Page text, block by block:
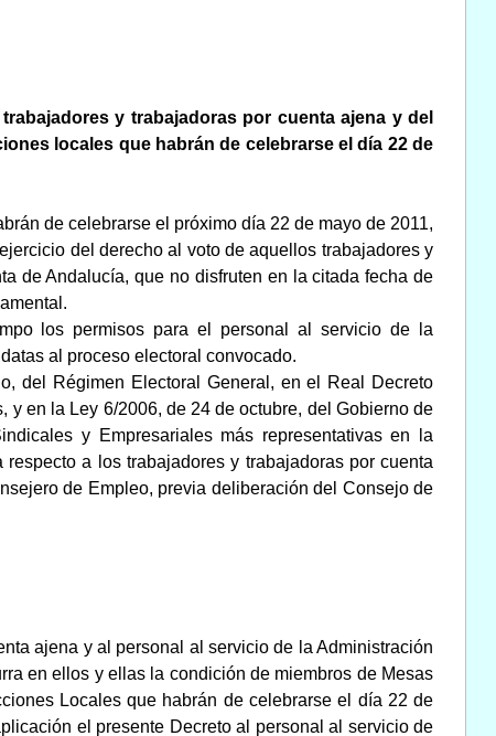
y trabajadoras por cuenta ajena y del
locales que habrán de celebrarse el día 22 de
de celebrarse el próximo día 22 de mayo de 2011,
del derecho al voto de aquellos trabajadores y
de Andalucía, que no disfruten en la citada fecha de
los permisos para el personal al servicio de la
al proceso electoral convocado.
del Régimen Electoral General, en el Real Decreto
en la Ley 6/2006, de 24 de octubre, del Gobierno de
y Empresariales más representativas en la
a los trabajadores y trabajadoras por cuenta
de Empleo, previa deliberación del Consejo de
ajena y al personal al servicio de la Administración
en ellos y ellas la condición de miembros de Mesas
Locales que habrán de celebrarse el día 22 de
el presente Decreto al personal al servicio de